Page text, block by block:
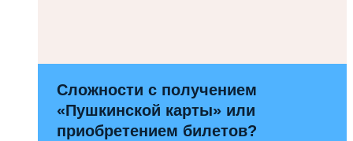
Сложности с получением
«Пушкинской карты» или
приобретением билетов?